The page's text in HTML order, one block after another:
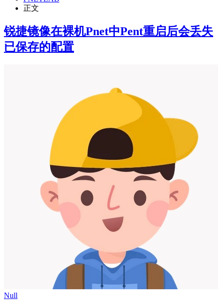
正文
锐捷镜像在裸机Pnet中Pent重启后会丢失
已保存的配置
Null